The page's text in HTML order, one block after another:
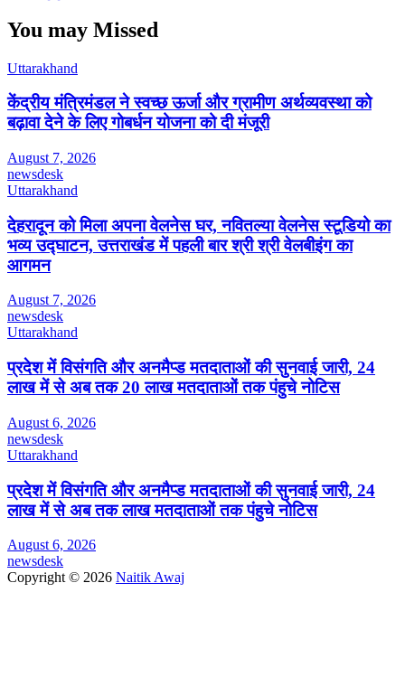
You may Missed
Uttarakhand
केंद्रीय मंत्रिमंडल ने स्वच्छ ऊर्जा और ग्रामीण अर्थव्यवस्था को
बढ़ावा देने के लिए गोबर्धन योजना को दी मंजूरी
August 7, 2026
newsdesk
Uttarakhand
देहरादून को मिला अपना वेलनेस घर, नवितल्या वेलनेस स्टूडियो का
भव्य उद्घाटन, उत्तराखंड में पहली बार श्री श्री वेलबीइंग का
आगमन
August 7, 2026
newsdesk
Uttarakhand
प्रदेश में विसंगति और अनमैप्ड मतदाताओं की सुनवाई जारी, 24
लाख में से अब तक 20 लाख मतदाताओं तक पंहुचे नोटिस
August 6, 2026
newsdesk
Uttarakhand
प्रदेश में विसंगति और अनमैप्ड मतदाताओं की सुनवाई जारी, 24
लाख में से अब तक लाख मतदाताओं तक पंहुचे नोटिस
August 6, 2026
newsdesk
Copyright © 2026 Naitik Awaj